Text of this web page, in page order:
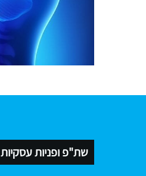
שת"פ ופניות עסקיות